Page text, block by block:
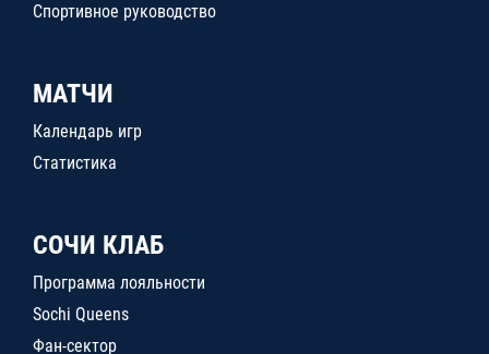
Спортивное руководство
МАТЧИ
Календарь игр
Статистика
СОЧИ КЛАБ
Программа лояльности
Sochi Queens
Фан-сектор